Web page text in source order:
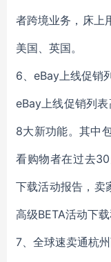
者跨境业务，床上
美国、英国。
6、eBay上线促销
eBay上线促销列
8大新功能。其中
看购物者在过去
下载活动报告，卖
高级BETA活动下载
7、全球速卖通杭